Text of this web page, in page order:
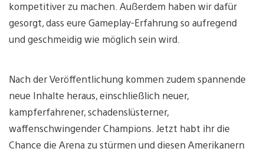
kompetitiver zu machen. Außerdem haben wir dafür
gesorgt, dass eure Gameplay-Erfahrung so aufregend
und geschmeidig wie möglich sein wird.
Nach der Veröffentlichung kommen zudem spannende
neue Inhalte heraus, einschließlich neuer,
kampferfahrener, schadenslüsterner,
waffenschwingender Champions. Jetzt habt ihr die
Chance die Arena zu stürmen und diesen Amerikanern